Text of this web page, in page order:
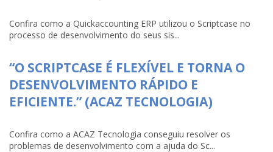
Confira como a Quickaccounting ERP utilizou o Scriptcase no
processo de desenvolvimento do seus sis...
“O SCRIPTCASE É FLEXÍVEL E TORNA O
DESENVOLVIMENTO RÁPIDO E
EFICIENTE.” (ACAZ TECNOLOGIA)
Confira como a ACAZ Tecnologia conseguiu resolver os
problemas de desenvolvimento com a ajuda do Sc...